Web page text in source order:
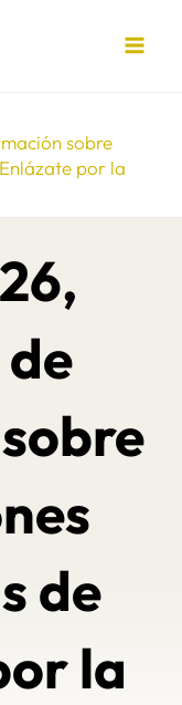
sobre
por la
de
la